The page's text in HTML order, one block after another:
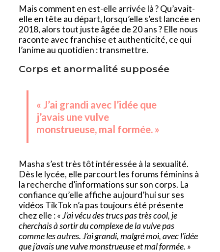
Mais comment en est-elle arrivée là ? Qu’avait-
elle en tête au départ, lorsqu’elle s’est lancée en
2018, alors tout juste âgée de 20 ans ? Elle nous
raconte avec franchise et authenticité, ce qui
l’anime au quotidien : transmettre.
Corps et anormalité supposée
« J’ai grandi avec l’idée que
j’avais une vulve
monstrueuse, mal formée. »
Masha s’est très tôt intéressée à la sexualité.
Dès le lycée, elle parcourt les forums féminins à
la recherche d’informations sur son corps. La
confiance qu’elle affiche aujourd’hui sur ses
vidéos TikTok n’a pas toujours été présente
chez elle :« J’ai vécu des trucs pas très cool, je
cherchais à sortir du complexe de la vulve pas
comme les autres. J’ai grandi, malgré moi, avec l’idée
que j’avais une vulve monstrueuse et mal formée. »